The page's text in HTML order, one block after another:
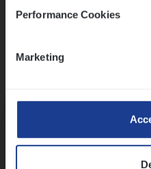
Performance Cookies
Marketing